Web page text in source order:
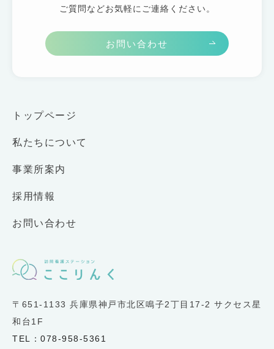
ご質問などお気軽にご連絡ください。
お問い合わせ
〒651-1133 兵庫県神戸市北区鳴子2丁目17-2 サクセス星
和台1F
TEL：078-958-5361
トップページ
私たちについて
事業所案内
採用情報
お問い合わせ